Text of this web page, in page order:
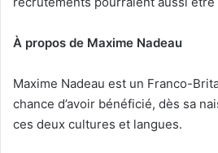
À propos de Maxime Nadeau
Maxime Nadeau est un Franco-
chance d’avoir bénéficié, dès sa
ces deux cultures et langues.